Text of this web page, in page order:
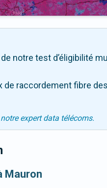
notre test d’éligibilité
raccordement fibre
expert data télécoms.
Mauron